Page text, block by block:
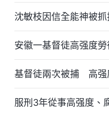
沈敏枝因信全能神被
安徽一基督徒高强度
基督徒兩次被捕 高强
服刑3年從事高强度